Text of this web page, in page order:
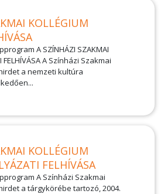
KOLLÉGIUM
A SZÍNHÁZI SZAKMAI
FELHÍVÁSA A Színházi Szakmai
a nemzeti kultúra
KOLLÉGIUM
FELHÍVÁSA
A Színházi Szakmai
a tárgykörébe tartozó, 2004.